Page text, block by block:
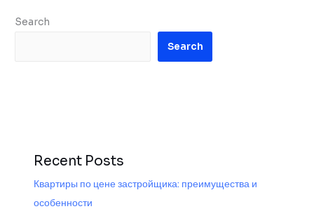
Search
Search
Recent Posts
Квартиры по цене застройщика: преимущества и
особенности